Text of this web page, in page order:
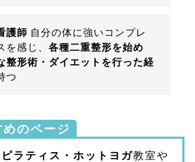
護師 自分の体に強いコンプレ
を感じ、 各種二重整形を始め
整形術・ダイエットを行った経
つ
のページ
ラティス・ホットヨガ教室や